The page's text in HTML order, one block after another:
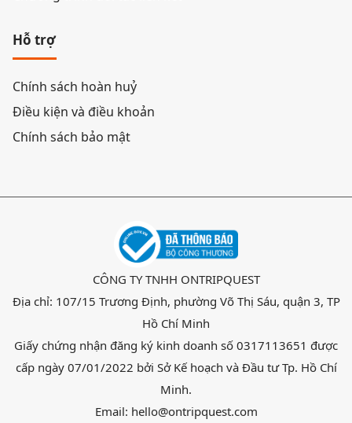
Hỗ trợ
Chính sách hoàn huỷ
Điều kiện và điều khoản
Chính sách bảo mật
CÔNG TY TNHH ONTRIPQUEST
Địa chỉ: 107/15 Trương Định, phường Võ Thị Sáu, quận 3, TP
Hồ Chí Minh
Giấy chứng nhận đăng ký kinh doanh số 0317113651 được
cấp ngày 07/01/2022 bởi Sở Kế hoạch và Đầu tư Tp. Hồ Chí
Minh.
Email: hello@ontripquest.com